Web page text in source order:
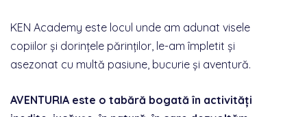
KEN Academy este locul unde am adunat visele
copiilor și dorințele părinților, le-am împletit și
asezonat cu multă pasiune, bucurie și aventură.
AVENTURIA este o tabără bogată în activități